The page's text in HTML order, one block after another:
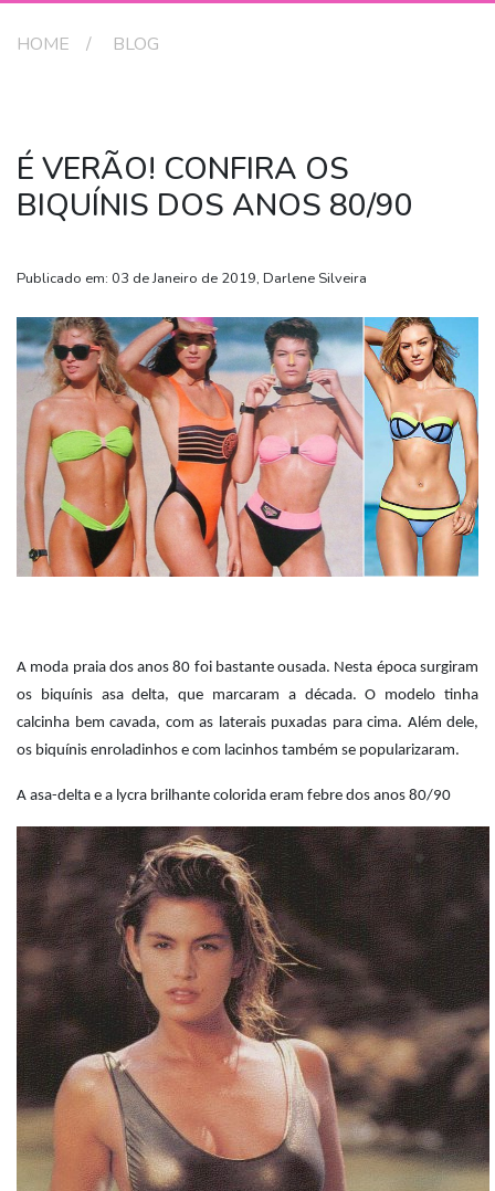
HOME BLOG
É VERÃO! CONFIRA OS
BIQUÍNIS DOS ANOS 80/90
Publicado em: 03 de Janeiro de 2019, Darlene Silveira
A moda praia dos anos 80 foi bastante ousada. Nesta época surgiram
os biquínis asa delta, que marcaram a década. O modelo tinha
calcinha bem cavada, com as laterais puxadas para cima. Além dele,
os biquínis enroladinhos e com lacinhos também se popularizaram.
A asa-delta e a lycra brilhante colorida eram febre dos anos 80/90